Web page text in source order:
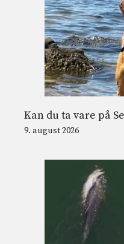
Kan du ta vare på
9. august 2026